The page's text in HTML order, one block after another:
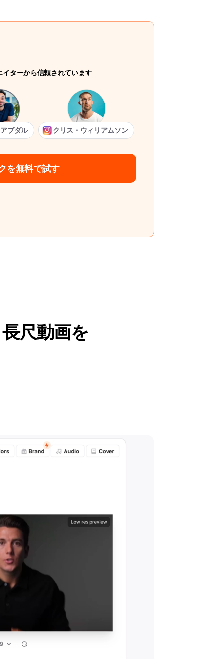
ターから信頼されています
ブダル クリス・ウィリアムソン
を無料で試す
尺動画を